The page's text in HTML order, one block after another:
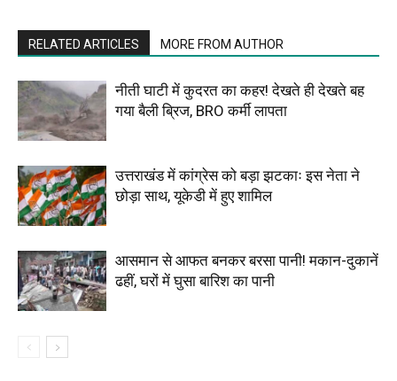
RELATED ARTICLES MORE FROM AUTHOR
नीती घाटी में कुदरत का कहर! देखते ही देखते बह
गया बैली ब्रिज, BRO कर्मी लापता
उत्तराखंड में कांग्रेस को बड़ा झटकाः इस नेता ने
छोड़ा साथ, यूकेडी में हुए शामिल
आसमान से आफत बनकर बरसा पानी! मकान-दुकानें
ढहीं, घरों में घुसा बारिश का पानी